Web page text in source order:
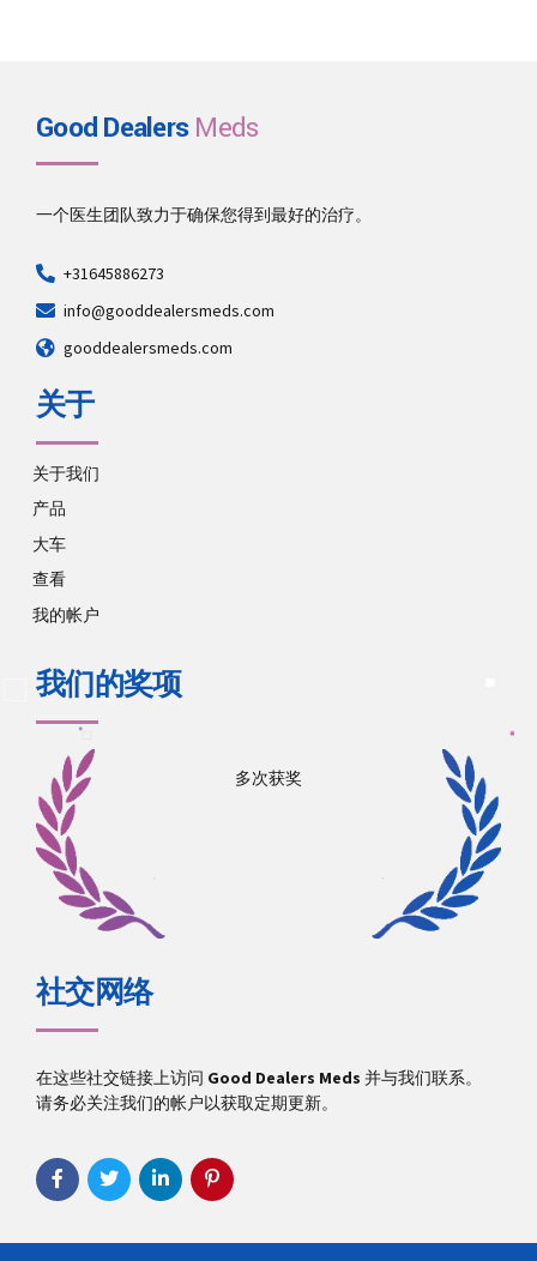
Good DealersMeds
一个医生团队致力于确保您得到最好的治疗。
+31645886273
info@gooddealersmeds.com
gooddealersmeds.com
关于
关于我们
产品
大车
查看
我的帐户
我们的奖项
多次获奖
社交网络
在这些社交链接上访问 Good Dealers Meds 并与我们联系。
请务必关注我们的帐户以获取定期更新。